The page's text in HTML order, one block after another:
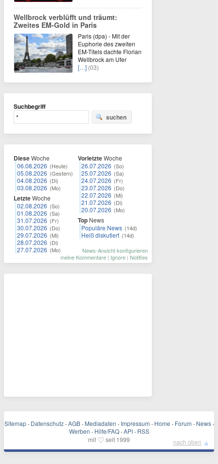
Wellbrock verblüfft und träumt:
Zweites EM-Gold in Paris
Paris (dpa) - Mit der
Euphorie des zweiten
EM-Titels dachte Florian
Wellbrock am Ufer
[…] (03)
Suchbegriff
suchen
DieseWoche
06.08.2026 (Heute)
05.08.2026 (Gestern)
04.08.2026 (Di)
03.08.2026 (Mo)
LetzteWoche
02.08.2026 (So)
01.08.2026 (Sa)
31.07.2026 (Fr)
30.07.2026 (Do)
29.07.2026 (Mi)
28.07.2026 (Di)
27.07.2026 (Mo)
VorletzteWoche
26.07.2026 (So)
25.07.2026 (Sa)
24.07.2026 (Fr)
23.07.2026 (Do)
22.07.2026 (Mi)
21.07.2026 (Di)
20.07.2026 (Mo)
Top News
Populäre News (14d)
Heiß diskutiert (14d)
News-Ansicht konfigurieren
meine Kommentare | Ignore | Notifies
Sitemap · Datenschutz · AGB · Mediadaten · Impressum · Home · Forum · News ·
Werben · Hilfe/FAQ · API · RSS
mit ♡ seit 1999 nach oben ▲